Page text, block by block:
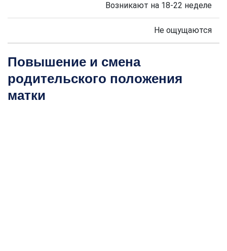
Возникают на 18-22 неделе
Не ощущаются
Повышение и смена
родительского положения
матки